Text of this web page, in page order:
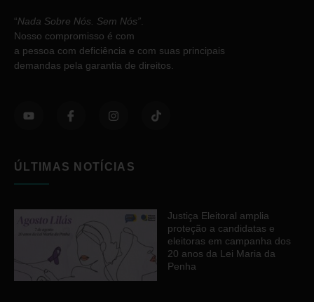
“Nada Sobre Nós. Sem Nós”
Nosso compromisso é com
a pessoa com deficiência e com suas principais
demandas pela garantia de direitos.
ÚLTIMAS NOTÍCIAS
Justiça Eleitoral amplia
proteção a candidatas e
eleitoras em campanha dos
20 anos da Lei Maria da
Penha